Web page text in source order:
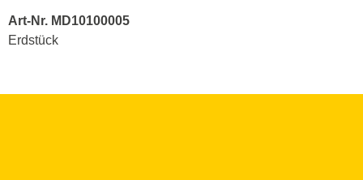
Art-Nr. MD10100005
Erdstück